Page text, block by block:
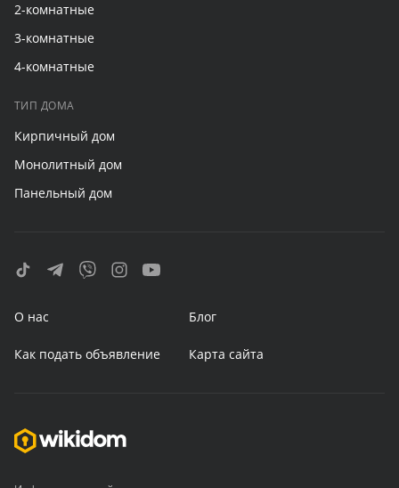
2-комнатные
3-комнатные
4-комнатные
ТИП ДОМА
Кирпичный дом
Монолитный дом
Панельный дом
О нас Блог
Как подать объявление Карта сайта